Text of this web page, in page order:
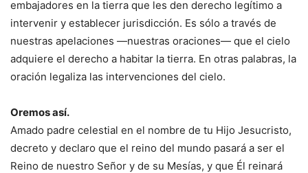
embajadores en la tierra que les den derecho legítimo a
intervenir y establecer jurisdicción. Es sólo a través de
nuestras apelaciones —nuestras oraciones— que el cielo
adquiere el derecho a habitar la tierra. En otras palabras, la
oración legaliza las intervenciones del cielo.
Oremos así.
Amado padre celestial en el nombre de tu Hijo Jesucristo,
decreto y declaro que el reino del mundo pasará a ser el
Reino de nuestro Señor y de su Mesías, y que Él reinará